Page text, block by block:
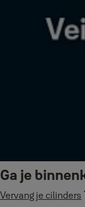
Ga je
Vervang je cilinders